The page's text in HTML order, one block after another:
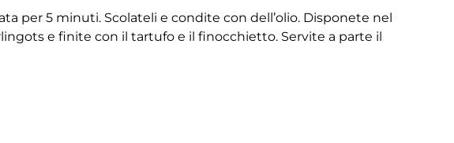
per 5 minuti. Scolateli e condite con dell’olio. Disponete nel
e finite con il tartufo e il finocchietto. Servite a parte il